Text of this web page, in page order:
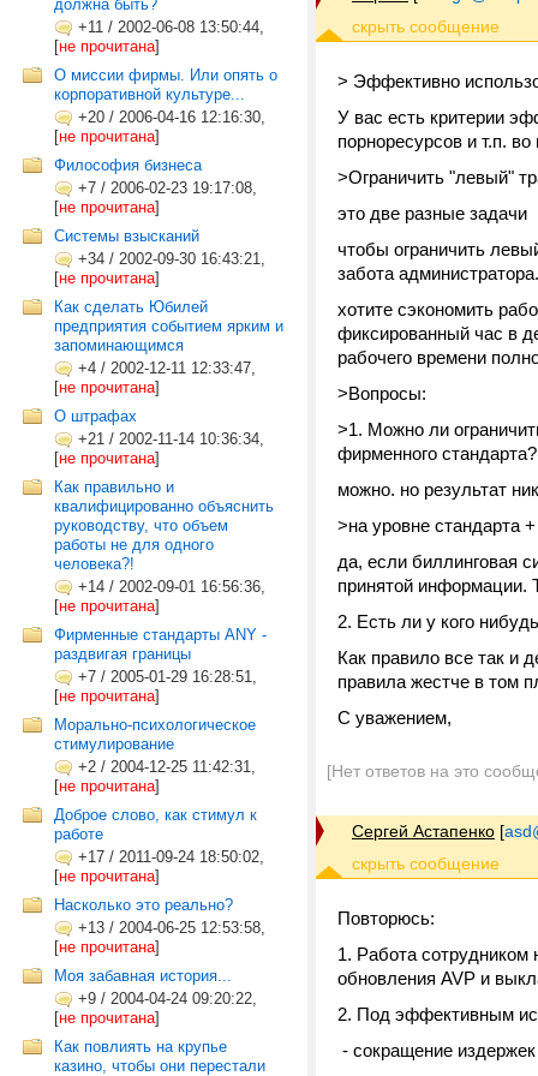
должна быть?
+11 / 2002-06-08 13:50:44,
[не прочитана]
О миссии фирмы. Или опять о
корпоративной культуре...
+20 / 2006-04-16 12:16:30,
[не прочитана]
Философия бизнеса
+7 / 2006-02-23 19:17:08,
[не прочитана]
Системы взысканий
+34 / 2002-09-30 16:43:21,
[не прочитана]
Как сделать Юбилей
предприятия событием ярким и
запоминающимся
+4 / 2002-12-11 12:33:47,
[не прочитана]
О штрафах
+21 / 2002-11-14 10:36:34,
[не прочитана]
Как правильно и
квалифицированно объяснить
руководству, что объем
работы не для одного
человека?!
+14 / 2002-09-01 16:56:36,
[не прочитана]
Фирменные стандарты ANY -
раздвигая границы
+7 / 2005-01-29 16:28:51,
[не прочитана]
Морально-психологическое
стимулирование
+2 / 2004-12-25 11:42:31,
[не прочитана]
Доброе слово, как стимул к
работе
+17 / 2011-09-24 18:50:02,
[не прочитана]
Насколько это реально?
+13 / 2004-06-25 12:53:58,
[не прочитана]
Моя забавная история...
+9 / 2004-04-24 09:20:22,
[не прочитана]
Как повлиять на крупье
казино, чтобы они перестали
> Эффективно
У вас есть критерии
порноресурсов и т.п.
>Ограничить "левый"
это две разные задачи
чтобы ограничить
забота администратора.
хотите сэкономить
фиксированный час в
рабочего времени
>Вопросы:
>1. Можно ли
фирменного стандарта?
можно. но результат
>на уровне стандарта
да, если биллинговая
принятой информации.
2. Есть ли у кого
Как правило все так и
правила жестче в том
C уважением,
[Нет ответов на это
Сергей Астапенко [
Повторюсь:
1. Работа сотрудником
обновления AVP и
2. Под эффективным
- сокращение